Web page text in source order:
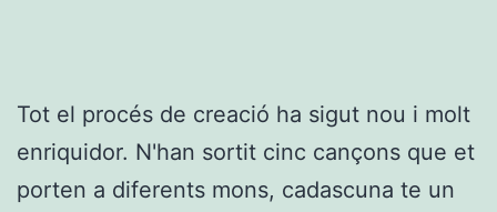
Tot el procés de creació ha sigut nou i molt
enriquidor. N'han sortit cinc cançons que et
porten a diferents mons, cadascuna te un